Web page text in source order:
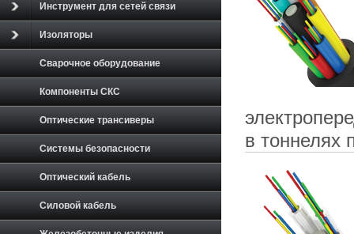
в тоннелях
Инструмент для сетей связи
Изоляторы
Сварочное оборудование
Компоненты СКС
Оптические трансиверы
Системы безопасности
Оптический кабель
Силовой кабель